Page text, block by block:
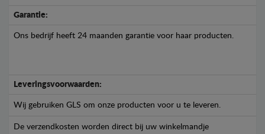
Garantie:
Ons bedrijf heeft 24 maanden garantie voor haar producten.
Leveringsvoorwaarden:
Wij gebruiken GLS om onze producten voor u te leveren.
De verzendkosten worden direct bij uw winkelmandje